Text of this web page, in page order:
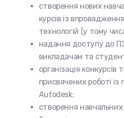
створення нових
курсів із
технологій (у тому
надання доступу до
викладачам та
організація конкурсів
присвячених роботі із
Autodesk;
створення